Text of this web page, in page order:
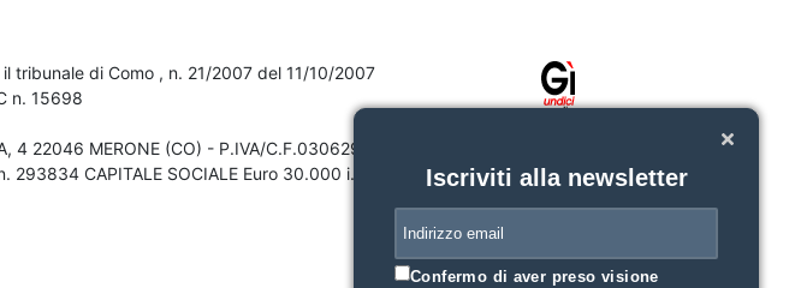
tribunale di Como , n. 21/2007 del 11/10/2007
n. 15698
4 22046 MERONE (CO) - P.IVA/C.F.03062910132
CAPITALE SOCIALE Euro 30.000 i.v.
Iscriviti alla newsletter
Confermo di aver preso visione